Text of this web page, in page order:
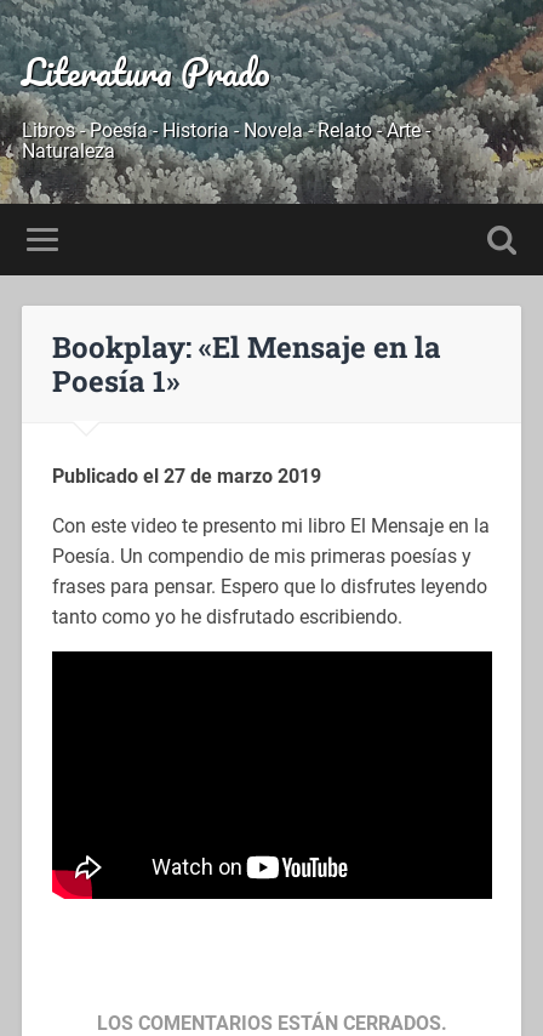
Literatura Prado
Libros - Poesía - Historia - Novela - Relato - Arte -
Naturaleza
Bookplay: «El Mensaje en la
Poesía 1»
Publicado el 27 de marzo 2019
Con este video te presento mi libro El Mensaje en la
Poesía. Un compendio de mis primeras poesías y
frases para pensar. Espero que lo disfrutes leyendo
tanto como yo he disfrutado escribiendo.
LOS COMENTARIOS ESTÁN CERRADOS.